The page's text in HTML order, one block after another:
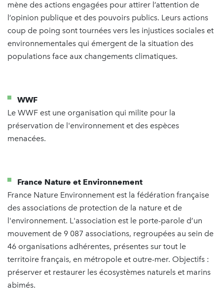
mène des actions engagées pour attirer l’attention de
l’opinion publique et des pouvoirs publics. Leurs actions
coup de poing sont tournées vers les injustices sociales et
environnementales qui émergent de la situation des
populations face aux changements climatiques.
WWF
Le WWF est une organisation qui milite pour la
préservation de l'environnement et des espèces
menacées.
France Nature et Environnement
France Nature Environnement est la fédération française
des associations de protection de la nature et de
l'environnement. L'association est le porte-parole d’un
mouvement de 9 087 associations, regroupées au sein de
46 organisations adhérentes, présentes sur tout le
territoire français, en métropole et outre-mer. Objectifs :
préserver et restaurer les écosystèmes naturels et marins
abimés.